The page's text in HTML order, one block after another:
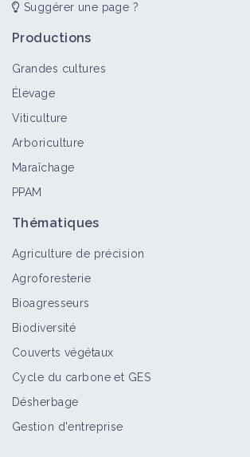
Suggérer une page ?
Productions
Grandes cultures
Élevage
Viticulture
Arboriculture
Maraîchage
PPAM
Thématiques
Agriculture de précision
Agroforesterie
Bioagresseurs
Biodiversité
Couverts végétaux
Cycle du carbone et GES
Désherbage
Gestion d'entreprise